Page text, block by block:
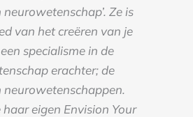
Ze is
van het creëren van je
specialisme in de
erachter; de
eigen Envision Your